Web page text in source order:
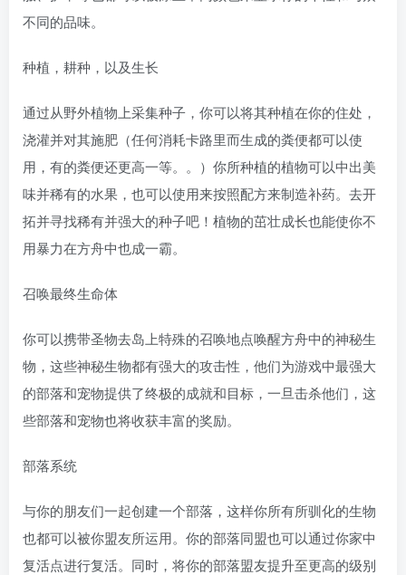
不同的品味。
种植，耕种，以及生长
通过从野外植物上采集种子，你可以将其种植在你的住处，
浇灌并对其施肥（任何消耗卡路里而生成的粪便都可以使
用，有的粪便还更高一等。。）你所种植的植物可以中出美
味并稀有的水果，也可以使用来按照配方来制造补药。去开
拓并寻找稀有并强大的种子吧！植物的茁壮成长也能使你不
用暴力在方舟中也成一霸。
召唤最终生命体
你可以携带圣物去岛上特殊的召唤地点唤醒方舟中的神秘生
物，这些神秘生物都有强大的攻击性，他们为游戏中最强大
的部落和宠物提供了终极的成就和目标，一旦击杀他们，这
些部落和宠物也将收获丰富的奖励。
部落系统
与你的朋友们一起创建一个部落，这样你所有所驯化的生物
也都可以被你盟友所运用。你的部落同盟也可以通过你家中
复活点进行复活。同时，将你的部落盟友提升至更高的级别